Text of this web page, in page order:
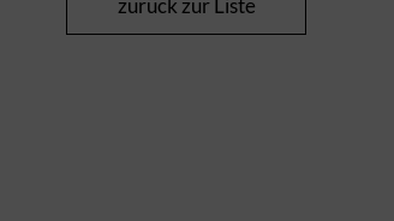
zurück zur Liste